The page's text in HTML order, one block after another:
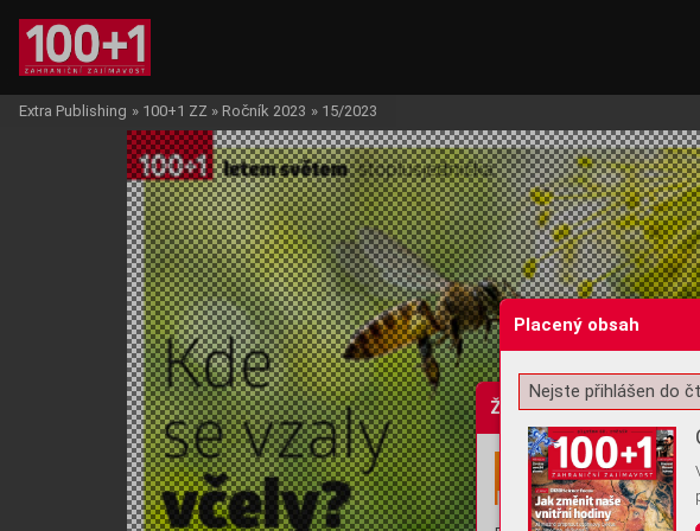
Žádost o souhlas s
Extra Publishing » 100+1 ZZ » Ročník 2023 » 15/2023
Placený obsah
Nejste přihlášen do